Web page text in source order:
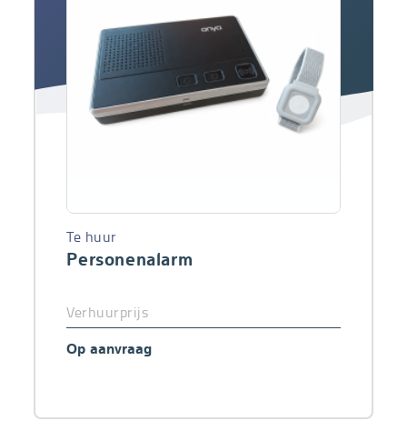
Personenalarm
Te huur
Verhuurprijs
Op aanvraag